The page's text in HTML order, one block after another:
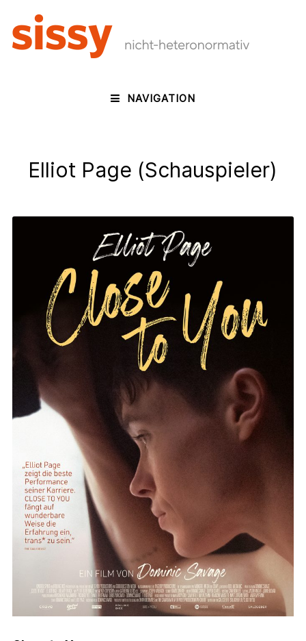
NAVIGATION
Elliot Page (Schauspieler)